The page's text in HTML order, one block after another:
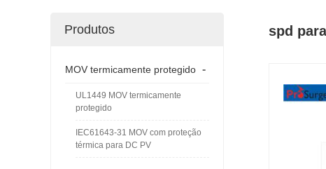
spd
Produtos
-
MOV termicamente protegido
UL1449 MOV termicamente
protegido
IEC61643-31 MOV com proteção
térmica para DC PV